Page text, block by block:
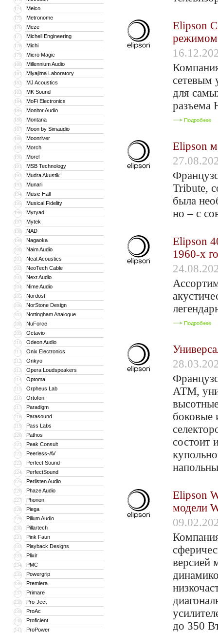
174 Melco
175 Metronome
176 Meze
177 Michell Engineering
178 Michi
179 Micro Magic
180 Millennium Audio
181 Miyajima Laboratory
182 MJ Acoustics
183 MK Sound
184 MoFi Electronics
185 Monitor Audio
186 Montana
187 Moon by Simaudio
188 Moonriver
189 Morch
190 Morel
191 MSB Technology
192 Mudra Akustik
193 Munari
194 Music Hall
195 Musical Fidelity
196 Myryad
197 Mytek
198 NAD
199 Nagaoka
200 Naim Audio
201 Neat Acoustics
202 NeoTech Cable
203 Next Audio
204 Nime Audio
205 Nordost
206 NorStone Design
207 Nottingham Analogue
208 NuForce
209 Octavio
210 Odeon Audio
211 Onix Electronics
212 Onkyo
213 Opera Loudspeakers
214 Optoma
215 Orpheus Lab
216 Ortofon
217 Paradigm
218 Parasound
219 Pass Labs
220 Pathos
221 Peak Consult
222 Peerless-AV
223 Perfect Sound
224 PerfectSound
225 Perlisten Audio
226 Phaze Audio
227 Phonon
228 Piega
229 Pilium Audio
230 Pillartech
231 Pink Faun
232 Playback Designs
233 Plixir
234 PMC
235 Powergrip
236 Premiera
237 Primare
238 Pro-Ject
239 ProAc
240 Proficient
241 ProPower
Elipson
режимом
сетевым
для
разъема
Подробнее
Elipson
Tribute,
была
но – с
Elipson
1960-х
Подробнее
ATM,
боковые
состоит
Elipson
модели
версией
до 350